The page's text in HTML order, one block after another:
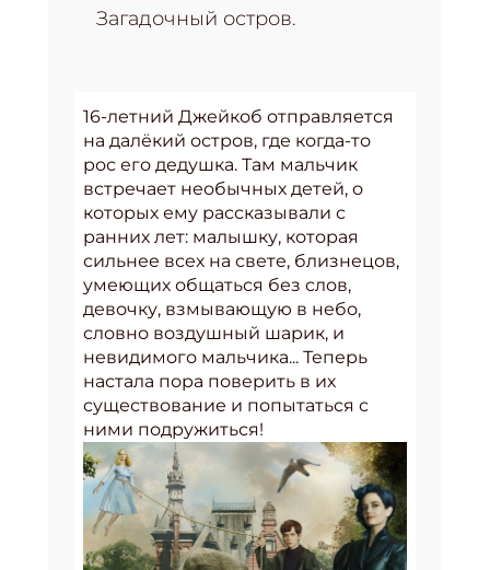
Загадочный остров.
16-летний Джейкоб отправляется
на далёкий остров, где когда-то
рос его дедушка. Там мальчик
встречает необычных детей, о
которых ему рассказывали с
ранних лет: малышку, которая
сильнее всех на свете, близнецов,
умеющих общаться без слов,
девочку, взмывающую в небо,
словно воздушный шарик, и
невидимого мальчика... Теперь
настала пора поверить в их
существование и попытаться с
ними подружиться!